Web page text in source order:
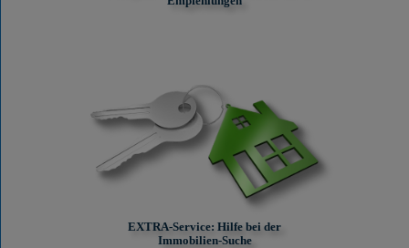
EXTRA-Service: Hilfe bei der
Immobilien-Suche